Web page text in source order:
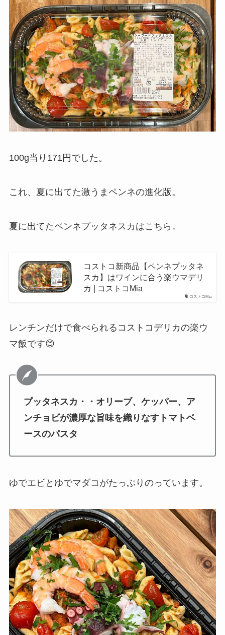
100g当り171円でした。
これ、夏に出てた激うまペンネの進化版。
夏に出てたペンネプッタネスカはこちら↓
コストコMia
コストコ新商品【ペンネプッタネ
スカ】はワインに合う楽ウマデリ
カ | コストコMia
レンチンだけで食べられるコストコデリカの楽ウ
マ飯です😊
プッタネスカ・・オリーブ、ケッパー、ア
ンチョビが濃厚な旨味を織りなすトマトベ
ースのパスタ
ゆでエビとゆでマダコがたっぷりのっています。